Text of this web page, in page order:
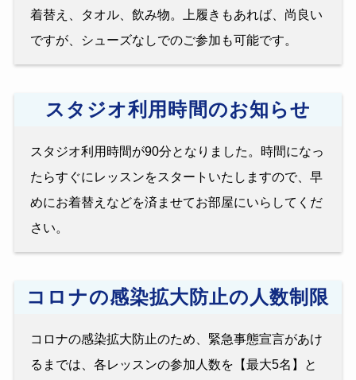
着替え、タオル、飲み物。上履きもあれば、尚良い
ですが、シューズなしでのご参加も可能です。
スタジオ利用時間のお知らせ
スタジオ利用時間が90分となりました。時間になっ
たらすぐにレッスンをスタートいたしますので、早
めにお着替えなどを済ませてお部屋にいらしてくだ
さい。
コロナの感染拡大防止の人数制限
コロナの感染拡大防止のため、緊急事態宣言があけ
るまでは、各レッスンの参加人数を【最大5名】と